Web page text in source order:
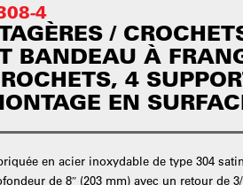
4
/
BANDEAU À
4
EN
en acier inoxydable de type 304
de 8″ (203 mm) avec un retour de